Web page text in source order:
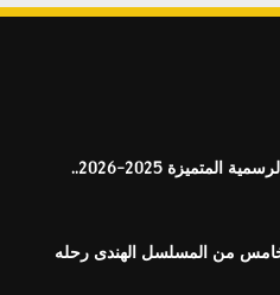
مصروفات المدارس التجريبية والرسمية المتميزة 2025-2026..
من المسلسل الهندى رحله